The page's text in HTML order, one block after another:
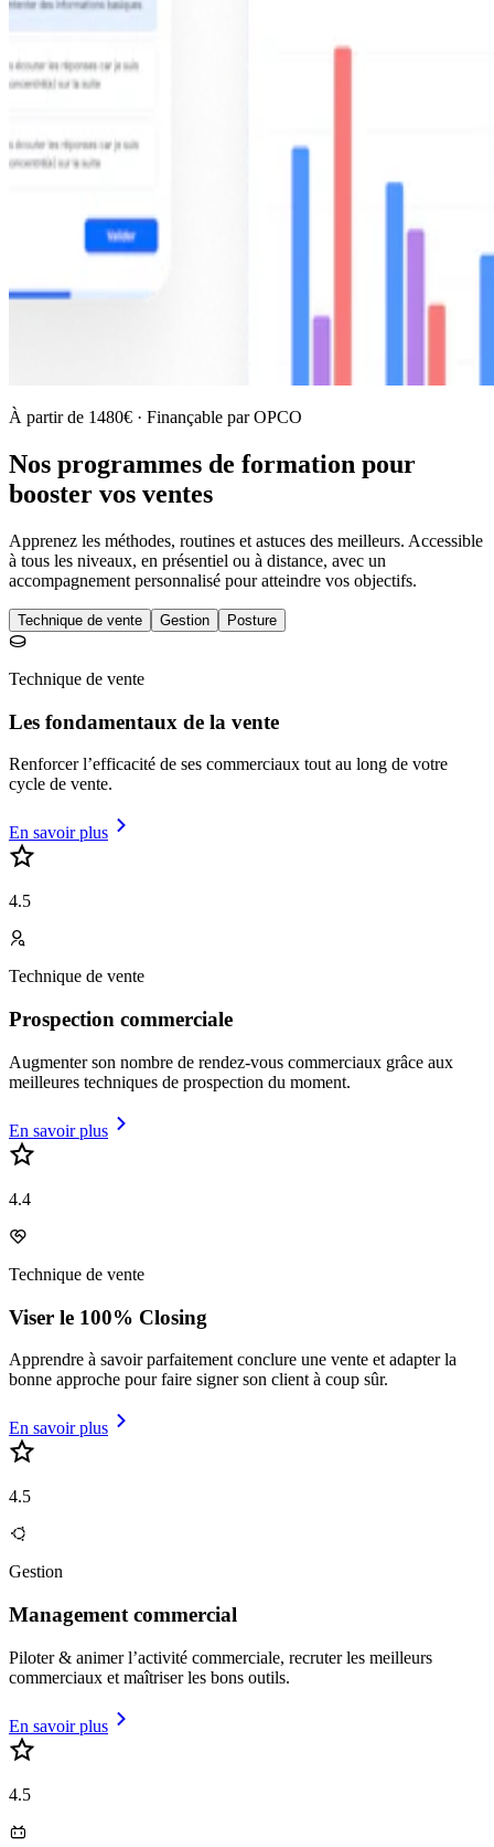
À partir de 1480€ · Finançable par OPCO
Nos programmes de formation pour
booster vos ventes
Apprenez les méthodes, routines et astuces des meilleurs. Accessible
à tous les niveaux, en présentiel ou à distance, avec un
accompagnement personnalisé pour atteindre vos objectifs.
Technique de vente Gestion Posture
Technique de vente
Les fondamentaux de la vente
Renforcer l’efficacité de ses commerciaux tout au long de votre
cycle de vente.
En savoir plus
4.5
Technique de vente
Prospection commerciale
Augmenter son nombre de rendez-vous commerciaux grâce aux
meilleures techniques de prospection du moment.
En savoir plus
4.4
Technique de vente
Viser le 100% Closing
Apprendre à savoir parfaitement conclure une vente et adapter la
bonne approche pour faire signer son client à coup sûr.
En savoir plus
4.5
Gestion
Management commercial
Piloter & animer l’activité commerciale, recruter les meilleurs
commerciaux et maîtriser les bons outils.
En savoir plus
4.5